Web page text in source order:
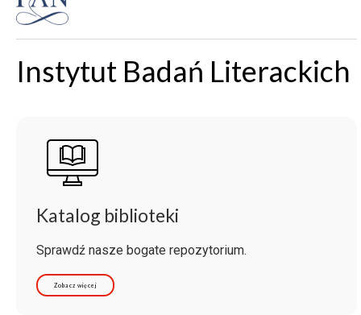
Instytut Badań Literackich
Katalog biblioteki
Sprawdź nasze bogate repozytorium.
Zobacz więcej